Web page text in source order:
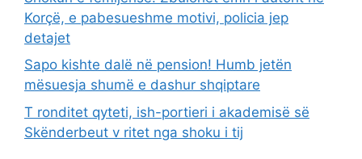
Korçë, e pabesueshme motivi, policia jep
detajet
Sapo kishte dalë në pension! Humb jetën
mësuesja shumë e dashur shqiptare
T ronditet qyteti, ish-portieri i akademisë së
Skënderbeut v ritet nga shoku i tij